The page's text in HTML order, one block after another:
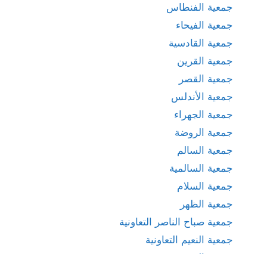
جمعية الفنطاس
جمعية الفيحاء
جمعية القادسية
جمعية القرين
جمعية القصر
جمعية الأندلس
جمعية الجهراء
جمعية الروضة
جمعية السالم
جمعية السالمية
جمعية السلام
جمعية الظهر
جمعية صباح الناصر التعاونية
جمعية النعيم التعاونية